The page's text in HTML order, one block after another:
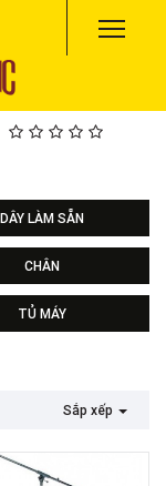
DÂY LÀM SẴN
CHÂN
sân khấu
TỦ MÁY
Sắp xếp